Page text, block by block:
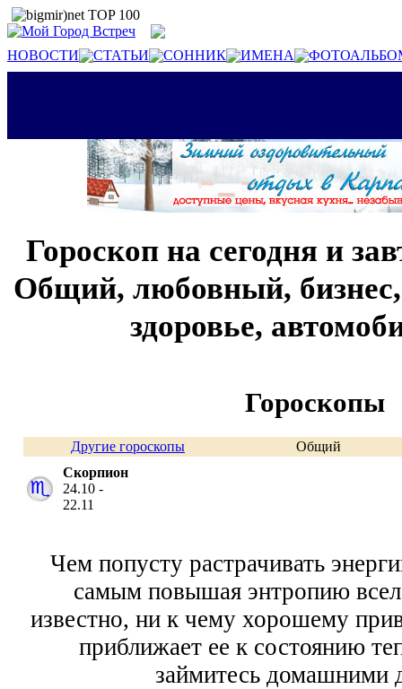
НОВОСТИ СТАТЬИ СОННИК ИМЕНА
Гороскоп на сегодня и
Общий, любовный,
здоровье,
Гороскопы
Другие гороскопы
Общий
Скорпион
24.10 -
22.11
Чем попусту растрачивать
самым повышая энтропию
известно, ни к чему хорошему
приближает ее к состоянию
займитесь домашними